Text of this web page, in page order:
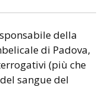
della
di Padova,
(più che
sangue del